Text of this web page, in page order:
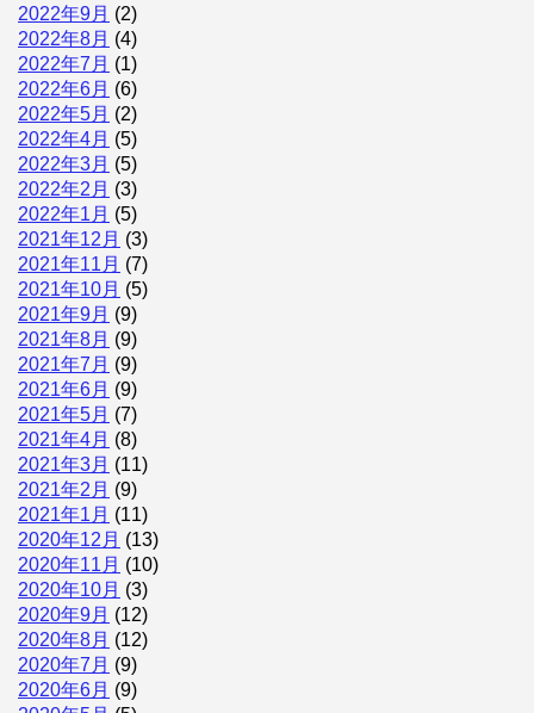
2022年9月 (2)
2022年8月 (4)
2022年7月 (1)
2022年6月 (6)
2022年5月 (2)
2022年4月 (5)
2022年3月 (5)
2022年2月 (3)
2022年1月 (5)
2021年12月 (3)
2021年11月 (7)
2021年10月 (5)
2021年9月 (9)
2021年8月 (9)
2021年7月 (9)
2021年6月 (9)
2021年5月 (7)
2021年4月 (8)
2021年3月 (11)
2021年2月 (9)
2021年1月 (11)
2020年12月 (13)
2020年11月 (10)
2020年10月 (3)
2020年9月 (12)
2020年8月 (12)
2020年7月 (9)
2020年6月 (9)